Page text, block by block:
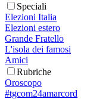
Speciali
Elezioni Italia
Elezioni estero
Grande Fratello
L'isola dei famosi
Amici
Rubriche
Oroscopo
#tgcom24amarcord